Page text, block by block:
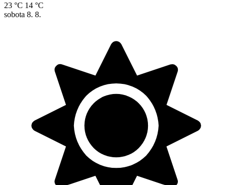
23 °C 14 °C
sobota 8. 8.